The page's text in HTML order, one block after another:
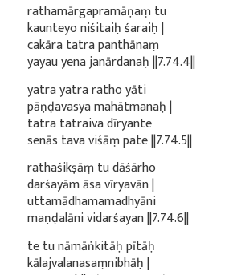
rathamārgapramāṇaṃ tu
kaunteyo niśitaiḥ śaraiḥ |
cakāra tatra panthānaṃ
yayau yena janārdanaḥ ||7.74.4||
yatra yatra ratho yāti
pāṇḍavasya mahātmanaḥ |
tatra tatraiva dīryante
senās tava viśāṃ pate ||7.74.5||
rathaśikṣāṃ tu dāśārho
darśayām āsa vīryavān |
uttamādhamamadhyāni
maṇḍalāni vidarśayan ||7.74.6||
te tu nāmāṅkitāḥ pītāḥ
kālajvalanasaṃnibhāḥ |